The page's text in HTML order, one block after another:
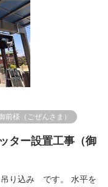
様（ごぜんさま）
ター設置工事（御
り込み です。 水平を